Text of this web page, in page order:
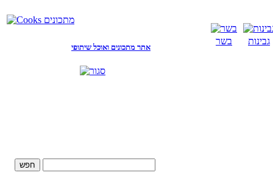
אתר מתכונים ואוכל שיתופי
בשר גבינות